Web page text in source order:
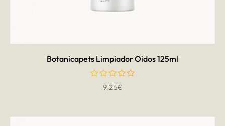
Botanicapets Limpiador Oidos 125ml
9,25€